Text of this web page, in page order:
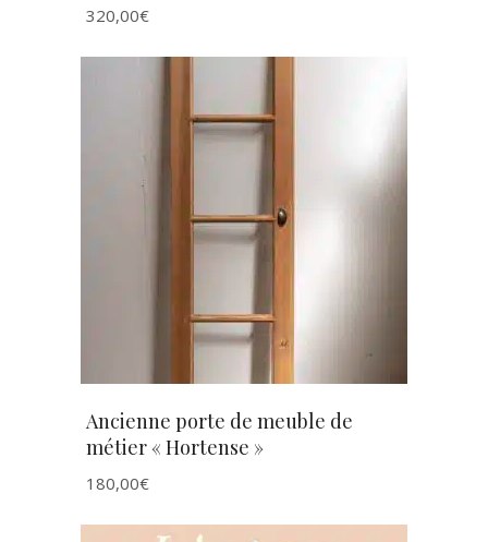
320,00€
AJOUTER AU PANIER
Ancienne porte de meuble de
métier « Hortense »
180,00€